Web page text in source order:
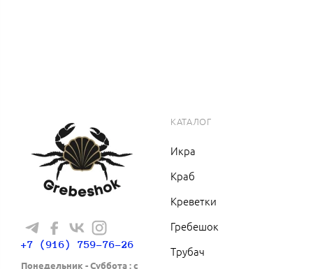
+7 (916) 759-76-26
Понедельник - Cуббота : с
КАТАЛОГ
Икра
Краб
Креветки
Гребешок
Трубач